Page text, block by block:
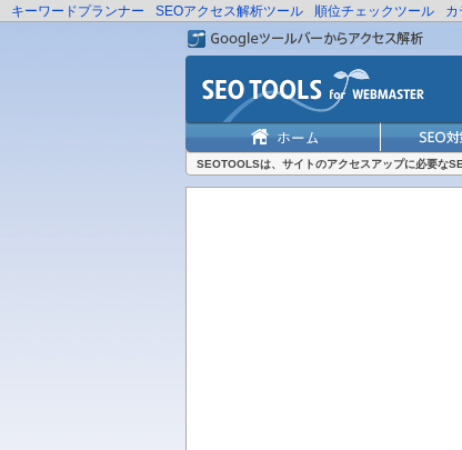
キーワードプランナー SEOアクセス解析ツール 順位チェックツール
SEOTOOLSは、サイトのアクセスアップに必要な